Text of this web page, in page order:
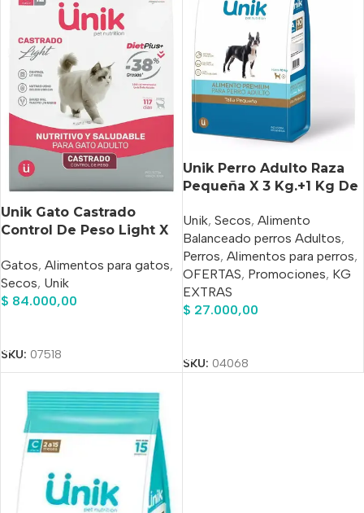
Unik Gato Castrado
Control De Peso Light X
Gatos, Alimentos para gatos,
Secos, Unik
$ 84.000,00
SKU: 07518
Unik Perro Adulto Raza
Pequeña X 3 Kg.+1 Kg De
Antipulgas Spot max de
Regalo
Unik, Secos, Alimento
Balanceado perros Adultos,
Perros, Alimentos para perros,
OFERTAS, Promociones, KG
EXTRAS
$ 27.000,00
SKU: 04068